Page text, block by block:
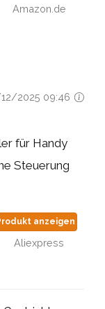
Amazon.de
2025 09:46
für Handy
Steuerung
anzeigen
Aliexpress